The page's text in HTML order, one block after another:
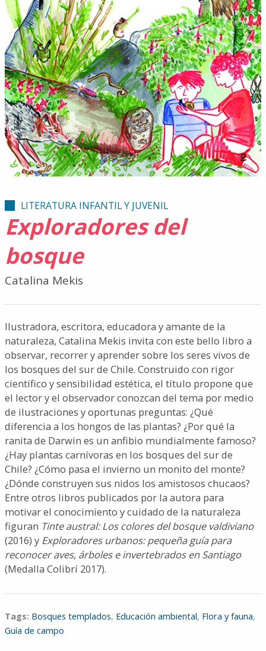
LITERATURA INFANTIL Y JUVENIL
Exploradores del
bosque
Catalina Mekis
Ilustradora, escritora, educadora y amante de la
naturaleza, Catalina Mekis invita con este bello libro a
observar, recorrer y aprender sobre los seres vivos de
los bosques del sur de Chile. Construido con rigor
científico y sensibilidad estética, el título propone que
el lector y el observador conozcan del tema por medio
de ilustraciones y oportunas preguntas: ¿Qué
diferencia a los hongos de las plantas? ¿Por qué la
ranita de Darwin es un anfibio mundialmente famoso?
¿Hay plantas carnívoras en los bosques del sur de
Chile? ¿Cómo pasa el invierno un monito del monte?
¿Dónde construyen sus nidos los amistosos chucaos?
Entre otros libros publicados por la autora para
motivar el conocimiento y cuidado de la naturaleza
figuran Tinte austral: Los colores del bosque valdiviano
(2016) y Exploradores urbanos: pequeña guía para
reconocer aves, árboles e invertebrados en Santiago
(Medalla Colibrí 2017).
Tags: Bosques templados, Educación ambiental, Flora y fauna,
Guía de campo